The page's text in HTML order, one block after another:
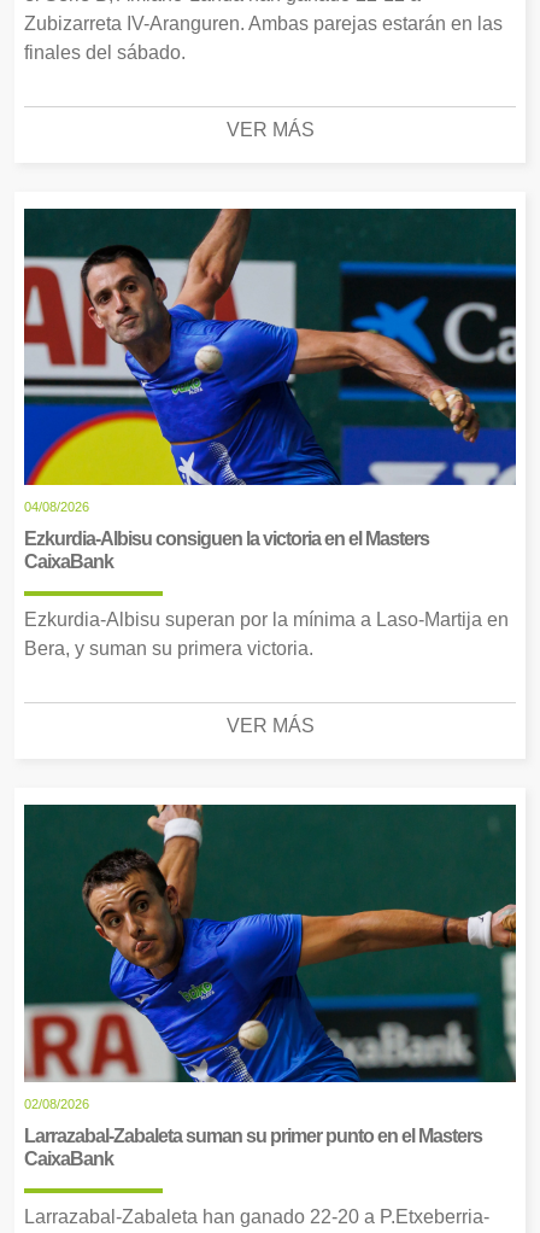
Zubizarreta IV-Aranguren. Ambas parejas estarán en las
finales del sábado.
VER MÁS
04/08/2026
Ezkurdia-Albisu consiguen la victoria en el Masters
CaixaBank
Ezkurdia-Albisu superan por la mínima a Laso-Martija en
Bera, y suman su primera victoria.
VER MÁS
02/08/2026
Larrazabal-Zabaleta suman su primer punto en el Masters
CaixaBank
Larrazabal-Zabaleta han ganado 22-20 a P.Etxeberria-